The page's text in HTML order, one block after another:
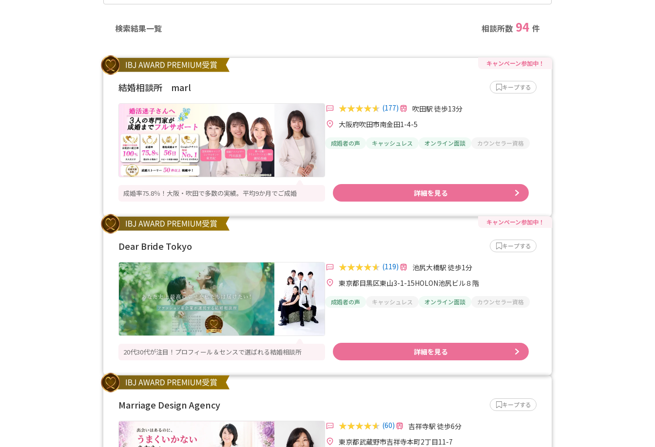
検索結果一覧 相談所数 94 件
結婚相談所 marl キープする
成婚率75.8％！大阪・吹田で多数の実績。平均9か月でご成婚
(177)
吹田駅 徒歩13分
大阪府吹田市南金田1-4-5
成婚者の声 キャッシュレス オンライン面談 カウンセラー資格
詳細を見る
Dear Bride Tokyo キープする
20代30代が注目！プロフィール＆センスで選ばれる結婚相談所
(119)
池尻大橋駅 徒歩1分
東京都目黒区東山3-1-15HOLON池尻ビル８階
成婚者の声 キャッシュレス オンライン面談 カウンセラー資格
詳細を見る
Marriage Design Agency キープする
(60)
吉祥寺駅 徒歩6分
東京都武蔵野市吉祥寺本町2丁目11-7